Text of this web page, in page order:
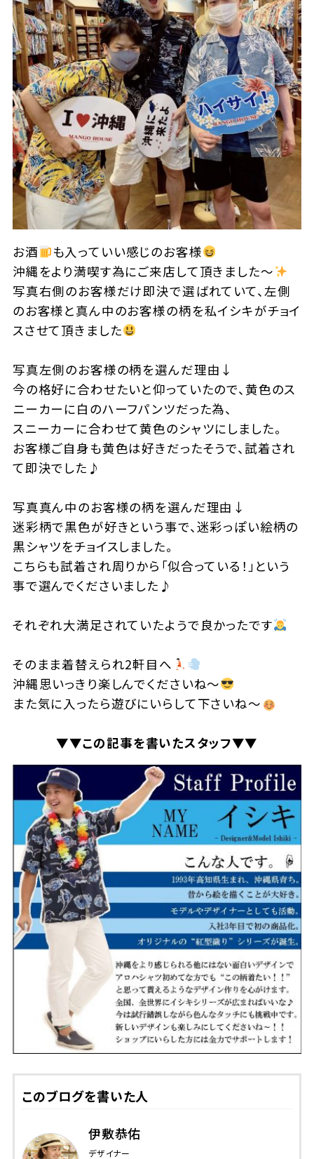
お酒
も入っていい感じのお客様
沖縄をより満喫す為にご来店して頂きました〜
写真右側のお客様だけ即決で選ばれていて、左側
のお客様と真ん中のお客様の柄を私イシキがチョイ
スさせて頂きました
写真左側のお客様の柄を選んだ理由↓
今の格好に合わせたいと仰っていたので、黄色のス
ニーカーに白のハーフパンツだった為、
スニーカーに合わせて黄色のシャツにしました。
お客様ご自身も黄色は好きだったそうで、試着され
て即決でした♪
写真真ん中のお客様の柄を選んだ理由↓
迷彩柄で黒色が好きという事で、迷彩っぽい絵柄の
黒シャツをチョイスしました。
こちらも試着され周りから「似合っている！」という
事で選んでくださいました♪
それぞれ大満足されていたようで良かったです
そのまま着替えられ2軒目へ
沖縄思いっきり楽しんでくださいね〜
また気に入ったら遊びにいらして下さいね～
▼▼この記事を書いたスタッフ▼▼
このブログを書いた人
伊敷恭佑
デザイナー